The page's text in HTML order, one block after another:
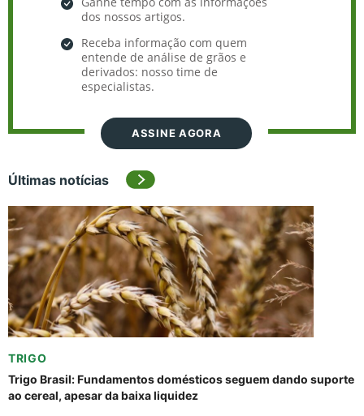
dos nossos artigos.
Receba informação com quem
entende de análise de grãos e
derivados: nosso time de
especialistas.
ASSINE AGORA
Últimas notícias
TRIGO
Trigo Brasil: Fundamentos domésticos seguem dando suporte
ao cereal, apesar da baixa liquidez